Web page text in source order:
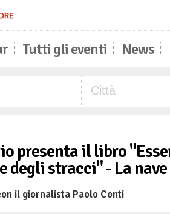
Tutti gli eventi News
presenta il libro
degli stracci" - La nave
il giornalista Paolo Conti